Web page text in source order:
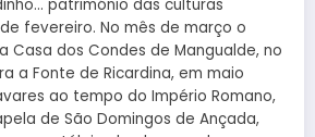
património das culturas
fevereiro. No mês de março o
Casa dos Condes de Mangualde, no
a Fonte de Ricardina, em maio
ao tempo do Império Romano,
de São Domingos de Ançada,